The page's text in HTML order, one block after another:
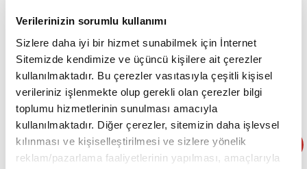
Verilerinizin sorumlu kullanımı
Sizlere daha iyi bir hizmet sunabilmek için İnternet
Sitemizde kendimize ve üçüncü kişilere ait çerezler
kullanılmaktadır. Bu çerezler vasıtasıyla çeşitli kişisel
verileriniz işlenmekte olup gerekli olan çerezler bilgi
toplumu hizmetlerinin sunulması amacıyla
kullanılmaktadır. Diğer çerezler, sitemizin daha işlevsel
kılınması ve kişiselleştirilmesi ve sizlere yönelik
reklam/pazarlama faaliyetlerinin yapılması, amaçlarıyla
büyük ölçüde belirler. Bazı kişiler bel ve karın bölgesinden daha
geç yağ kaybederken, bazıları kalça ve bacak bölgesinde zorlanır.
Bu durum yapılan egzersizden bağımsızdır.
Hormonların rolü
İnsülin, kortizol ve östrojen gibi hormonlar yağ depolanması ve